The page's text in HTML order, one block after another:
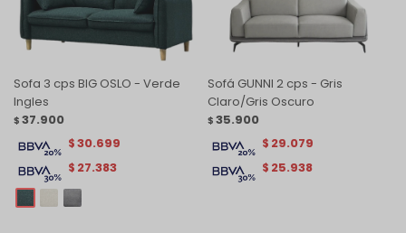
Sofa 3 cps BIG OSLO - Verde
Ingles
$ 37.900
$ 27.383
$30.699
Sofá GUNNI 2 cps - Gris
Claro/Gris Oscuro
$ 35.900
$ 25.938
$ 29.079